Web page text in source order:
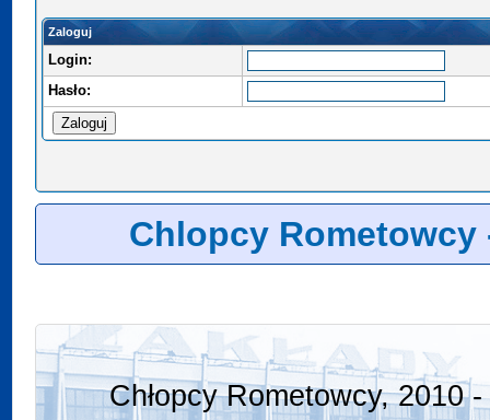
Zaloguj
Login:
Hasło:
Chlopcy Rometowcy
Chłopcy Rometowcy, 2010